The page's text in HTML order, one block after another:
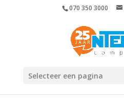
070 350 3000
Selecteer een pagina